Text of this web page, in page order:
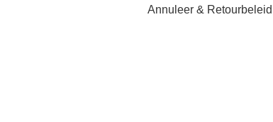
Annuleer & Retourbeleid